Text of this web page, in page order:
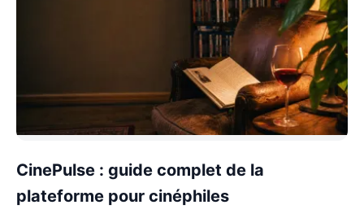
CinePulse : guide complet de la
plateforme pour cinéphiles